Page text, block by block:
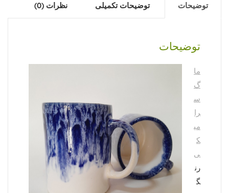
توضیحات توضیحات تکمیلی نظرات (0)
توضیحات
ما
گ
س
را
می
ک
ی
رن
گ